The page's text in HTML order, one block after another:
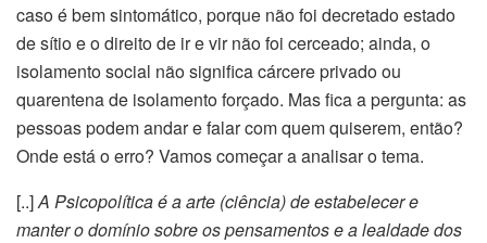
caso é bem sintomático, porque não foi decretado estado
de sítio e o direito de ir e vir não foi cerceado; ainda, o
isolamento social não significa cárcere privado ou
quarentena de isolamento forçado. Mas fica a pergunta: as
pessoas podem andar e falar com quem quiserem, então?
Onde está o erro? Vamos começar a analisar o tema.
[..]A Psicopolítica é a arte (ciência) de estabelecer e
manter o domínio sobre os pensamentos e a lealdade dos